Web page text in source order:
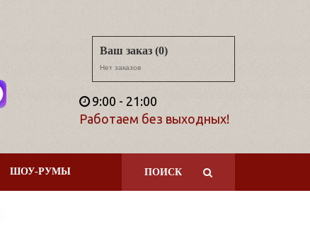
Ваш заказ (0)
Нет заказов
9:00 - 21:00
Работаем без выходных!
ПОИСК
ШОУ-РУМЫ